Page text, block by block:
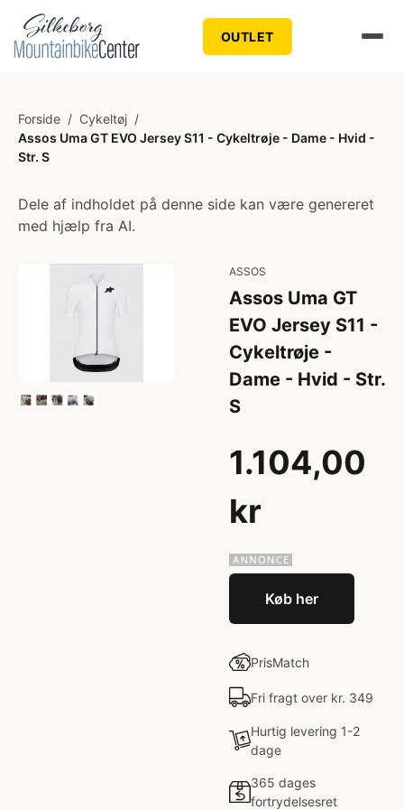
OUTLET
Forside / Cykeltøj /
Assos Uma GT EVO Jersey S11 - Cykeltrøje - Dame - Hvid -
Str. S
Dele af indholdet på denne side kan være genereret
med hjælp fra AI.
ASSOS
Assos Uma GT
EVO Jersey S11 -
Cykeltrøje -
Dame - Hvid - Str.
S
1.104,00
kr
Køb her
PrisMatch
Fri fragt over kr. 349
Hurtig levering 1-2
dage
365 dages
fortrydelsesret